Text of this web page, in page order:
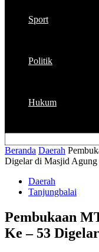
Sport
Politik
Hukum
Beranda Daerah
Digelar di Masjid Agung
Daerah
Tanjungbalai
Pembukaan
Ke – 53